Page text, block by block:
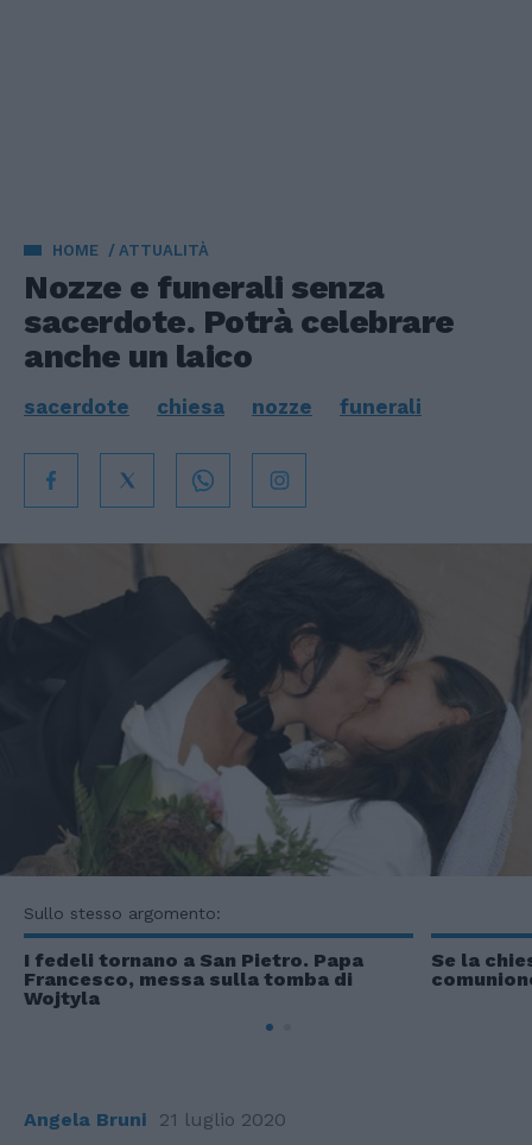
HOME ATTUALITÀ
Nozze e funerali senza
sacerdote. Potrà celebrare
anche un laico
sacerdote chiesa nozze funerali
Sullo stesso argomento:
I fedeli tornano a San Pietro. Papa
Francesco, messa sulla tomba di
Wojtyla
Se la
Angela Bruni 21 luglio 2020